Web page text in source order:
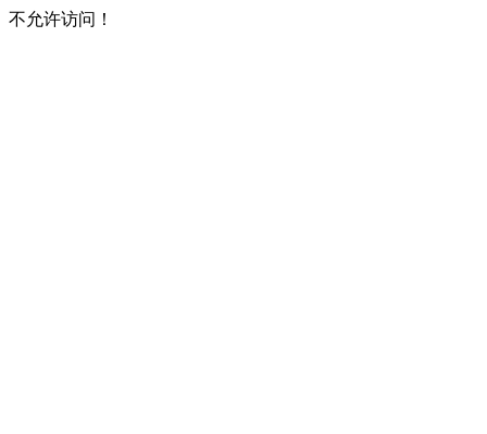
不允许访问！